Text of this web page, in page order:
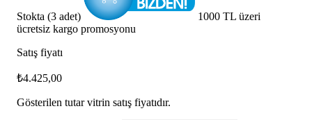
Stokta (3 adet)
1000 TL üzeri
ücretsiz kargo promosyonu
Satış fiyatı
₺4.425,00
Gösterilen tutar vitrin satış fiyatıdır.